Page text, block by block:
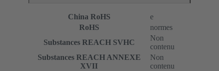
China RoHS
e
RoHS
normes
Substances REACH SVHC
Non
contenu
Substances REACH ANNEXE
XVII
Non
contenu